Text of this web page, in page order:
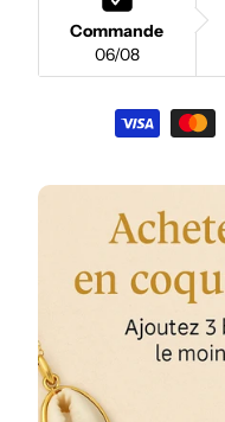
Commande
06/08